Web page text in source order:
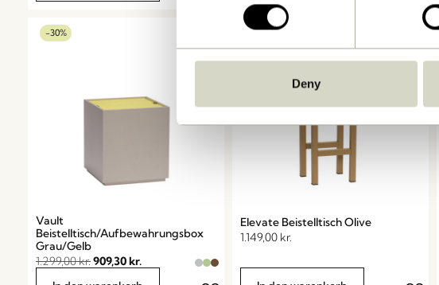
Deny
-30%
Vault
Beistelltisch/Aufbewahrungsbox
Grau/Gelb
1.299,00kr.909,30kr.
Elevate Beistelltisch Olive
1.149,00 kr.